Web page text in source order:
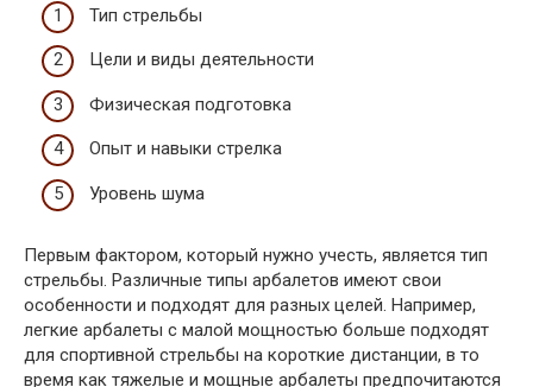
Тип стрельбы
Цели и виды деятельности
Физическая подготовка
Опыт и навыки стрелка
Уровень шума
Первым фактором, который нужно учесть, является тип
стрельбы. Различные типы арбалетов имеют свои
особенности и подходят для разных целей. Например,
легкие арбалеты с малой мощностью больше подходят
для спортивной стрельбы на короткие дистанции, в то
время как тяжелые и мощные арбалеты предпочитаются